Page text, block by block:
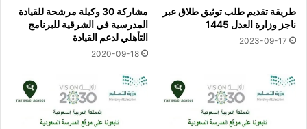
طريقة تقديم طلب توثيق طلاق عبر
ناجز وزارة العدل 1445
2023-09-17
مشاركة 30 وكيلة مرشحة للقيادة
المدرسية في الشرقية للبرنامج
التأهلي لدعم القيادة
2020-09-18